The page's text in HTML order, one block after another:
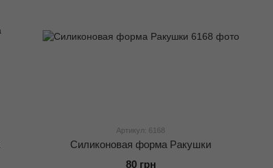
Артикул: 6168
Силиконовая форма Ракушки
80 грн